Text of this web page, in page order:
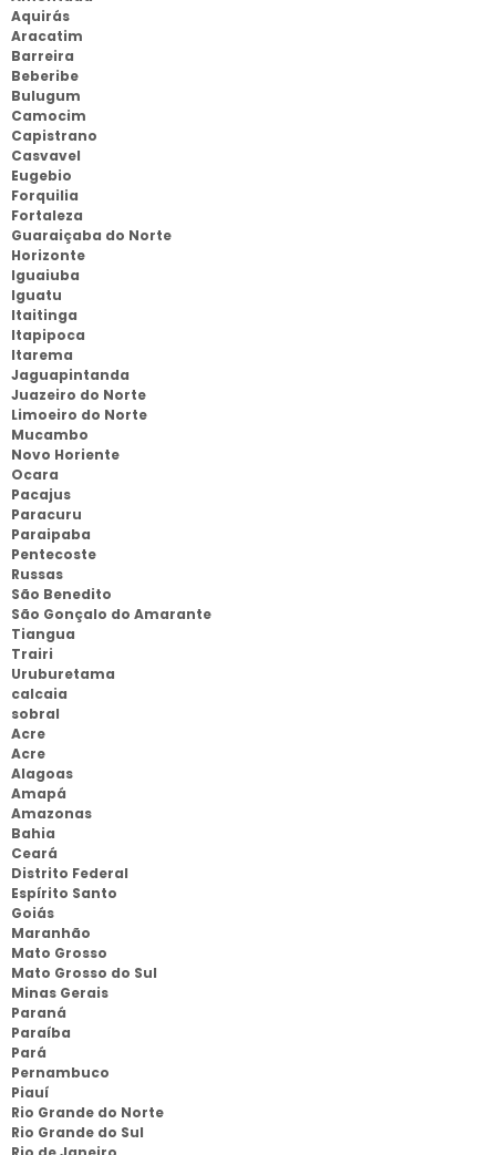
Aquirás
Aracatim
Barreira
Beberibe
Bulugum
Camocim
Capistrano
Casvavel
Eugebio
Forquilia
Fortaleza
Guaraiçaba do Norte
Horizonte
Iguaiuba
Iguatu
Itaitinga
Itapipoca
Itarema
Jaguapintanda
Juazeiro do Norte
Limoeiro do Norte
Mucambo
Novo Horiente
Ocara
Pacajus
Paracuru
Paraipaba
Pentecoste
Russas
São Benedito
São Gonçalo do Amarante
Tiangua
Trairi
Uruburetama
calcaia
sobral
Acre
Acre
Alagoas
Amapá
Amazonas
Bahia
Ceará
Distrito Federal
Espírito Santo
Goiás
Maranhão
Mato Grosso
Mato Grosso do Sul
Minas Gerais
Paraná
Paraíba
Pará
Pernambuco
Piauí
Rio Grande do Norte
Rio Grande do Sul